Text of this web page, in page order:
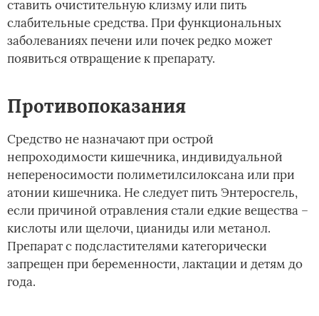
ставить очистительную клизму или пить
слабительные средства. При функциональных
заболеваниях печени или почек редко может
появиться отвращение к препарату.
Противопоказания
Средство не назначают при острой
непроходимости кишечника, индивидуальной
непереносимости полиметилсилоксана или при
атонии кишечника. Не следует пить Энтеросгель,
если причиной отравления стали едкие вещества –
кислоты или щелочи, цианиды или метанол.
Препарат с подсластителями категорически
запрещен при беременности, лактации и детям до
года.